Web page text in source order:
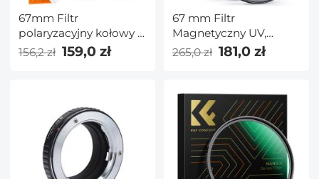
67mm Filtr
polaryzacyjny kołowy z
nasadką filtra Szkło
optyczne Ultracienki
wielowarstwowymi do
obiektywów aparatów
fotograficznych Seria
Nano-Dazzle
156,2 zł 159,0 zł
67 mm Filtr
Magnetyczny UV,
Wodoodporna,
Odporna na
Antyrefleksyjna Zielona
Folia HD z
Magnetyczną
Metalową Osłoną Seria
Nano X
265,0 zł 181,0 zł